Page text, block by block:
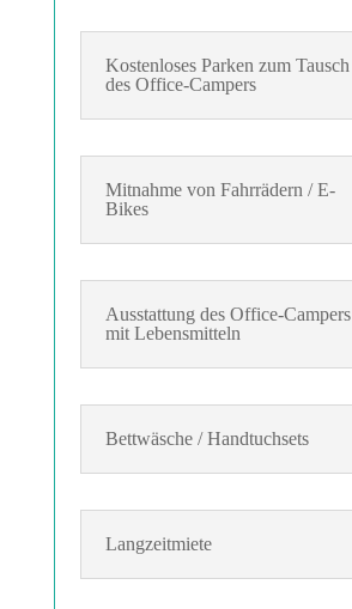
Kostenloses Parken zum Tausch
des Office-Campers
Mitnahme von Fahrrädern / E-
Bikes
Ausstattung des Office-Campers
mit Lebensmitteln
Bettwäsche / Handtuchsets
Langzeitmiete